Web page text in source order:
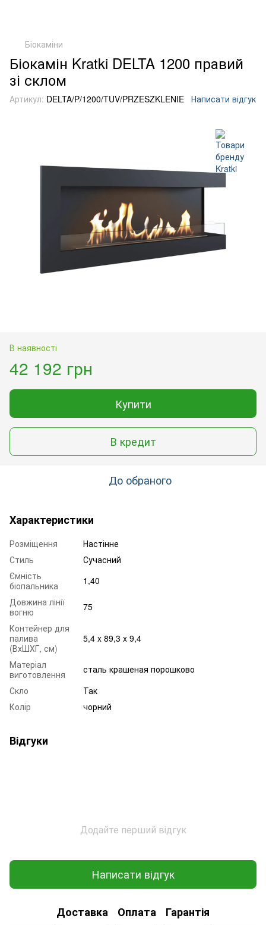
Біокаміни
Біокамін Kratki DELTA 1200 правий
зі склом
Артикул: DELTA/P/1200/TUV/PRZESZKLENIE Написати відгук
В наявності
42 192 грн
Купити
В кредит
До обраного
Характеристики
Розміщення
Настінне
Стиль
Сучасний
Ємність
біопальника
1,40
Довжина лінії
вогню
75
Контейнер для
палива
(ВхШХГ, см)
5,4 x 89,3 x 9,4
Матеріал
виготовлення
сталь крашеная порошково
Скло
Так
Колір
чорний
Відгуки
Додайте перший відгук
Написати відгук
Доставка Оплата Гарантія